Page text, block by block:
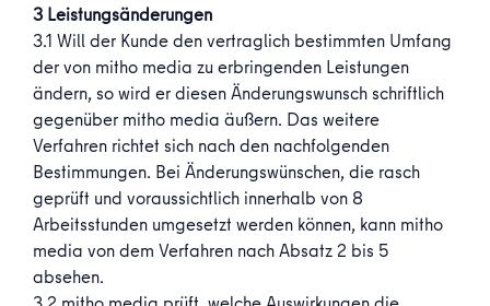
3 Leistungsänderungen
3.1 Will der Kunde den vertraglich bestimmten Umfang
der von mitho media zu erbringenden Leistungen
ändern, so wird er diesen Änderungswunsch schriftlich
gegenüber mitho media äußern. Das weitere
Verfahren richtet sich nach den nachfolgenden
Bestimmungen. Bei Änderungswünschen, die rasch
geprüft und voraussichtlich innerhalb von 8
Arbeitsstunden umgesetzt werden können, kann mitho
media von dem Verfahren nach Absatz 2 bis 5
absehen.